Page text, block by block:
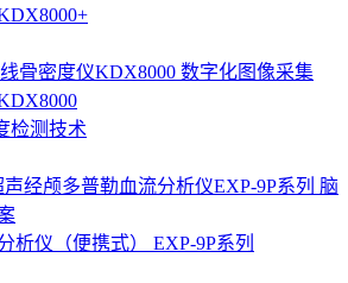
检测技术
析仪（便携式） EXP-9P系列